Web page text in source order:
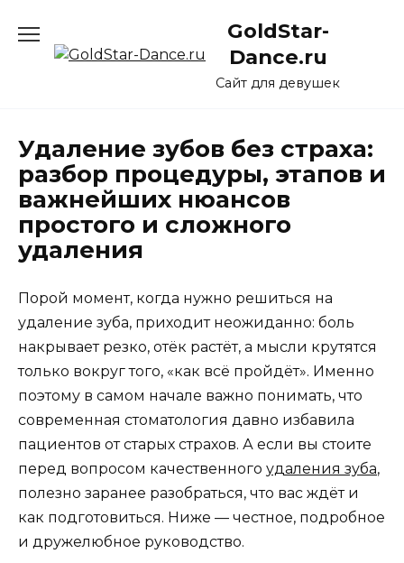
содержанию
GoldStar-
Dance.ru
Сайт для девушек
Удаление зубов без страха:
разбор процедуры, этапов и
важнейших нюансов
простого и сложного
удаления
Порой момент, когда нужно решиться на
удаление зуба, приходит неожиданно: боль
накрывает резко, отёк растёт, а мысли крутятся
только вокруг того, «как всё пройдёт». Именно
поэтому в самом начале важно понимать, что
современная стоматология давно избавила
пациентов от старых страхов. А если вы стоите
перед вопросом качественного удаления зуба,
полезно заранее разобраться, что вас ждёт и
как подготовиться. Ниже — честное, подробное
и дружелюбное руководство.